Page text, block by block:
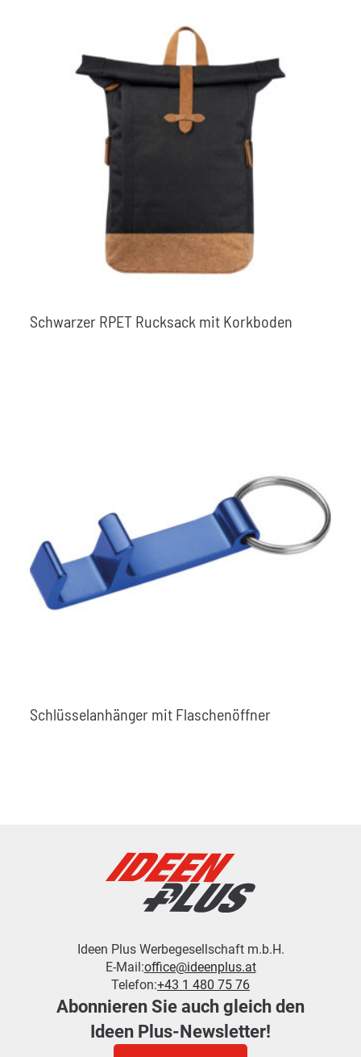
Schwarzer RPET Rucksack mit Korkboden
Schlüsselanhänger mit Flaschenöffner
Ideen Plus Werbegesellschaft m.b.H.
E-Mail:office@ideenplus.at
Telefon:+43 1 480 75 76
Abonnieren Sie auch gleich den
Ideen Plus-Newsletter!